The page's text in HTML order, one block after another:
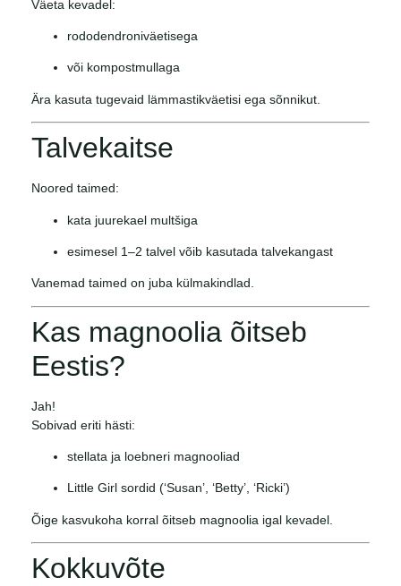
Väeta kevadel:
rododendroniväetisega
või kompostmullaga
Ära kasuta tugevaid lämmastikväetisi ega sõnnikut.
Talvekaitse
Noored taimed:
kata juurekael multšiga
esimesel 1–2 talvel võib kasutada talvekangast
Vanemad taimed on juba külmakindlad.
Kas magnoolia õitseb
Eestis?
Jah!
Sobivad eriti hästi:
stellata ja loebneri magnooliad
Little Girl sordid (‘Susan’, ‘Betty’, ‘Ricki’)
Õige kasvukoha korral õitseb magnoolia igal kevadel.
Kokkuvõte